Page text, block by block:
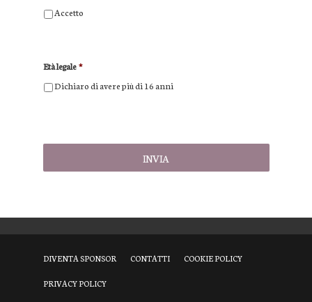
Accetto
Età legale *
Dichiaro di avere più di 16 anni
DIVENTA SPONSOR CONTATTI COOKIE POLICY
PRIVACY POLICY